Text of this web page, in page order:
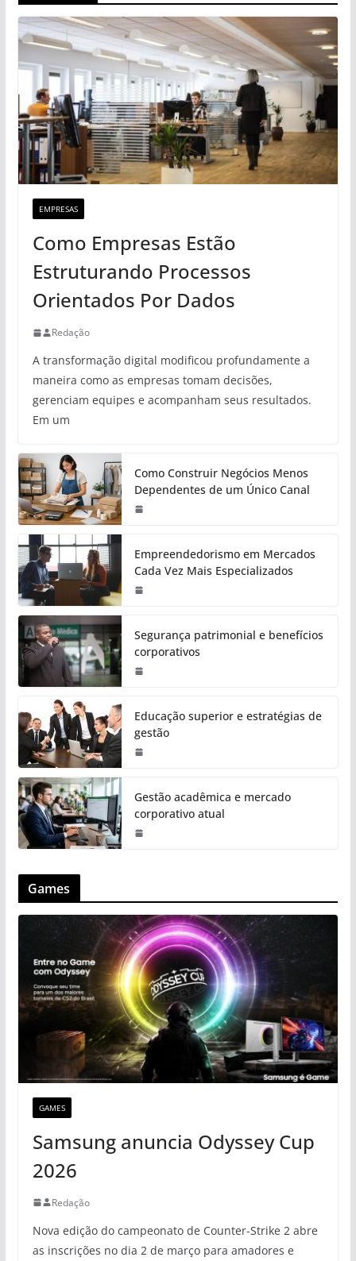
EMPRESAS
Como Empresas Estão
Estruturando Processos
Orientados Por Dados
Redação
A transformação digital modificou profundamente a
maneira como as empresas tomam decisões,
gerenciam equipes e acompanham seus resultados.
Em um
Como Construir Negócios Menos
Dependentes de um Único Canal
Empreendedorismo em Mercados
Cada Vez Mais Especializados
Segurança patrimonial e benefícios
corporativos
Educação superior e estratégias de
gestão
Gestão acadêmica e mercado
corporativo atual
Games
GAMES
Samsung anuncia Odyssey Cup
2026
Redação
Nova edição do campeonato de Counter-Strike 2 abre
as inscrições no dia 2 de março para amadores e